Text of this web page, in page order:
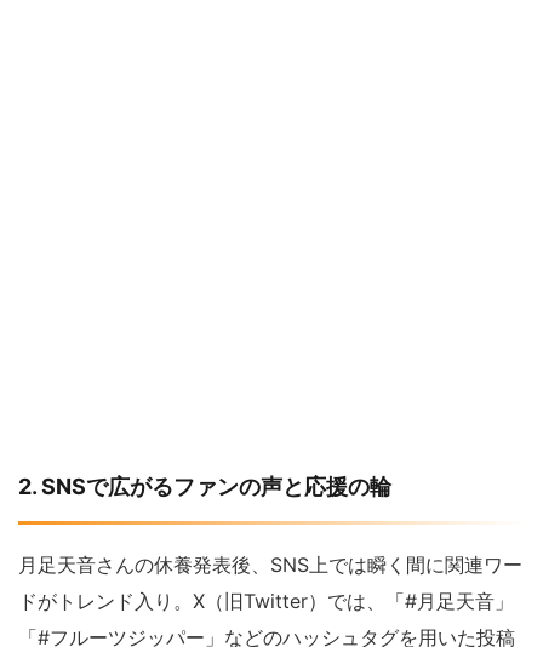
2. SNSで広がるファンの声と応援の輪
月足天音さんの休養発表後、SNS上では瞬く間に関連ワー
ドがトレンド入り。X（旧Twitter）では、「#月足天音」
「#フルーツジッパー」などのハッシュタグを用いた投稿